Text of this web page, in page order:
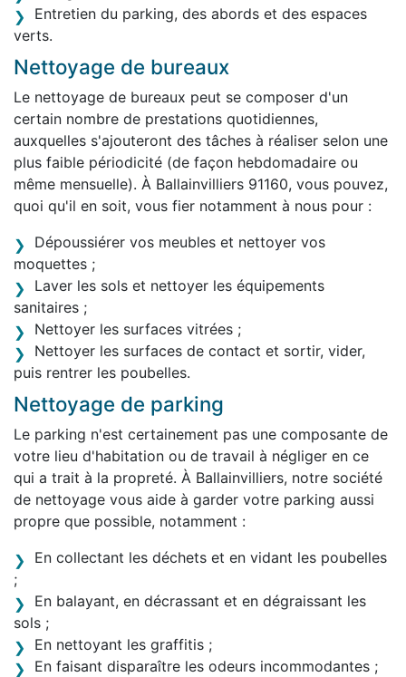
Entretien du parking, des abords et des espaces
verts.
Nettoyage de bureaux
Le nettoyage de bureaux peut se composer d'un
certain nombre de prestations quotidiennes,
auxquelles s'ajouteront des tâches à réaliser selon une
plus faible périodicité (de façon hebdomadaire ou
même mensuelle). À Ballainvilliers 91160, vous pouvez,
quoi qu'il en soit, vous fier notamment à nous pour :
Dépoussiérer vos meubles et nettoyer vos
moquettes ;
Laver les sols et nettoyer les équipements
sanitaires ;
Nettoyer les surfaces vitrées ;
Nettoyer les surfaces de contact et sortir, vider,
puis rentrer les poubelles.
Nettoyage de parking
Le parking n'est certainement pas une composante de
votre lieu d'habitation ou de travail à négliger en ce
qui a trait à la propreté. À Ballainvilliers, notre société
de nettoyage vous aide à garder votre parking aussi
propre que possible, notamment :
En collectant les déchets et en vidant les poubelles
;
En balayant, en décrassant et en dégraissant les
sols ;
En nettoyant les graffitis ;
En faisant disparaître les odeurs incommodantes ;